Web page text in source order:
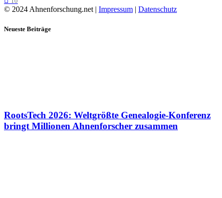
© 2024 Ahnenforschung.net | Impressum Datenschutz
Neueste Beiträge
RootsTech 2026: Weltgrößte Genealogie-Konferenz
bringt Millionen Ahnenforscher zusammen